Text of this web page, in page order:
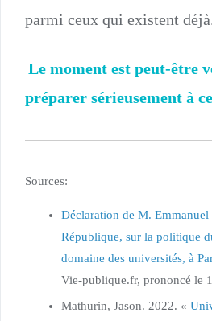
parmi ceux qui existent
Le moment est peut-être
préparer sérieusement à
Sources:
Déclaration de M.
République, sur la politique
domaine des universités, à
Vie-publique.fr, prononcé le
Mathurin, Jason. 2022. «